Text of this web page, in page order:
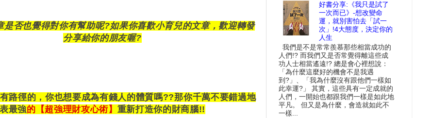
是否也覺得對你有幫助呢?如果你喜歡小育兒的文章，歡迎轉發
分享給你的朋友喔?
路徑的，你也想要成為有錢人的體質嗎??那你千萬不要錯過地
表最強的【超強理財攻心術】 重新打造你的財商腦!!
好書分享:《我只是試了
一次而已》-想改變命
運，就別害怕去「試一
次」!4大態度，決定你的
人生
我們是不是常常羨慕那些相當成功的
人們!? 而我們又是否常覺得離這些成
功人士相當遙遠!? 總是會心裡想說：
「為什麼這麼好的機會不是我遇
到?」、「我為什麼沒有跟他們一樣如
此幸運?」 其實，這些具有一定成就的
人們，一開始也都跟我們一樣是如此地
平凡。 但又是為什麼，會造就如此不
一樣...